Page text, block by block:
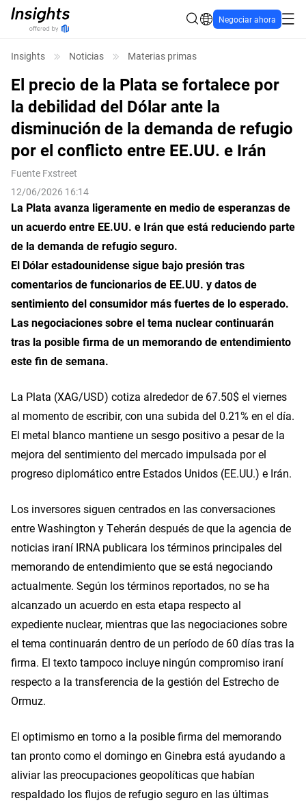
Negociar ahora
Insights Noticias Materias primas
El precio de la Plata se fortalece por
la debilidad del Dólar ante la
disminución de la demanda de refugio
por el conflicto entre EE.UU. e Irán
Fuente Fxstreet
12/06/2026 16:14
La Plata avanza ligeramente en medio de esperanzas de
un acuerdo entre EE.UU. e Irán que está reduciendo parte
de la demanda de refugio seguro.
El Dólar estadounidense sigue bajo presión tras
comentarios de funcionarios de EE.UU. y datos de
sentimiento del consumidor más fuertes de lo esperado.
Las negociaciones sobre el tema nuclear continuarán
tras la posible firma de un memorando de entendimiento
este fin de semana.
La Plata (XAG/USD) cotiza alrededor de 67.50$ el viernes
al momento de escribir, con una subida del 0.21% en el día.
El metal blanco mantiene un sesgo positivo a pesar de la
mejora del sentimiento del mercado impulsada por el
progreso diplomático entre Estados Unidos (EE.UU.) e Irán.
Los inversores siguen centrados en las conversaciones
entre Washington y Teherán después de que la agencia de
noticias iraní IRNA publicara los términos principales del
memorando de entendimiento que se está negociando
actualmente. Según los términos reportados, no se ha
alcanzado un acuerdo en esta etapa respecto al
expediente nuclear, mientras que las negociaciones sobre
el tema continuarán dentro de un período de 60 días tras la
firma. El texto tampoco incluye ningún compromiso iraní
respecto a la transferencia de la gestión del Estrecho de
Ormuz.
El optimismo en torno a la posible firma del memorando
tan pronto como el domingo en Ginebra está ayudando a
aliviar las preocupaciones geopolíticas que habían
respaldado los flujos de refugio seguro en las últimas